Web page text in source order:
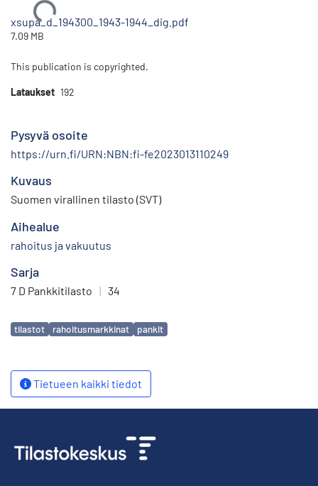
Ladataan...
xsupa_d_194300_1943-1944_dig.pdf
7.09 MB
This publication is copyrighted.
Lataukset 192
Pysyvä osoite
https://urn.fi/URN:NBN:fi-fe2023013110249
Kuvaus
Suomen virallinen tilasto (SVT)
Aihealue
rahoitus ja vakuutus
Sarja
7 D Pankkitilasto | 34
Avainsanat
tilastot rahoitusmarkkinat pankit
Tietueen kaikki tiedot